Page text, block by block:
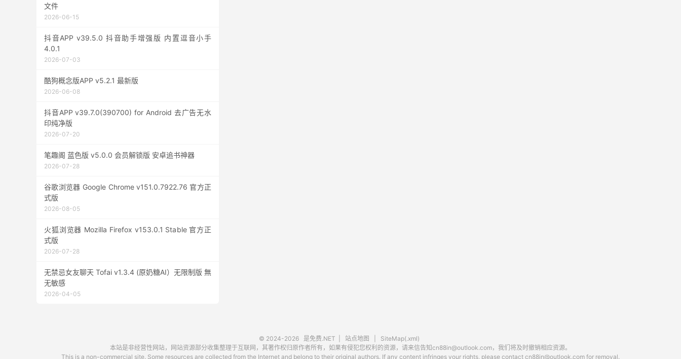
文件
2026-06-15
抖音APP v39.5.0 抖音助手增强版 内置逗音小手
4.0.1
2026-07-03
酷狗概念版APP v5.2.1 最新版
2026-06-08
抖音APP v39.7.0(390700) for Android 去广告无水
印纯净版
2026-07-20
笔趣阁 蓝色版 v5.0.0 会员解锁版 安卓追书神器
2026-07-28
谷歌浏览器 Google Chrome v151.0.7922.76 官方正
式版
2026-08-05
火狐浏览器 Mozilla Firefox v153.0.1 Stable 官方正
式版
2026-07-28
无禁忌女友聊天 Tofai v1.3.4 (原奶糖AI）无限制版 無
无敏感
2026-04-05
© 2024-2026 是免费.NET 站点地图
SiteMap(.xml)
本站是非经营性网站，网站资源部分收集整理于互联网，其著作权归原作者所有，如果有侵犯您权利的资源，请来信告知cn88in@outlook.com，我们将及时撤销相应资源。
This is a non-commercial site. Some resources are collected from the Internet and belong to their original authors. If any content infringes your rights, please contact cn88in@outlook.com for removal.